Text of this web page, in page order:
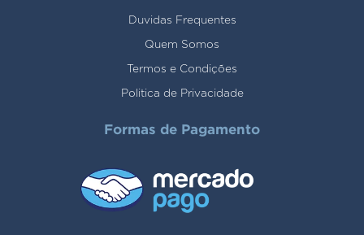
Duvidas Frequentes
Quem Somos
Termos e Condições
Politica de Privacidade
Formas de Pagamento